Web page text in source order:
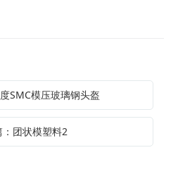
SMC模压玻璃钢头盔
团状模塑料2